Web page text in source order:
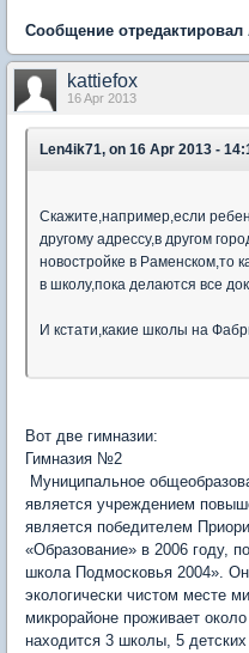
Сообщение отредактировал
kattiefox
16 Apr 2013
Len4ik71, on 16 Apr 2013 -
Скажите,например,если
другому адрессу,в другом
новостройке в Раменском,то
в школу,пока делаются все
И кстати,какие школы на
Вот две гимназии:
Гимназия №2
Муниципальное
является учреждением
является победителем
«Образование» в 2006 году,
школа Подмосковья 2004».
экологически чистом месте
микрорайоне проживает
находится 3 школы, 5